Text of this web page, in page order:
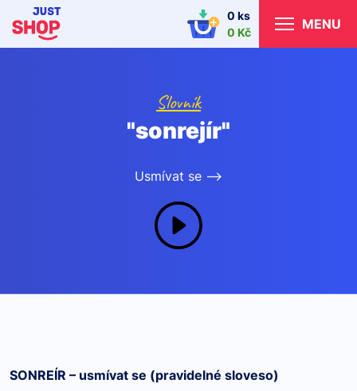
0 ks
0 Kč
MENU
Slovník
"sonrejír"
Usmívat se -->
SONREÍR – usmívat se (pravidelné sloveso)